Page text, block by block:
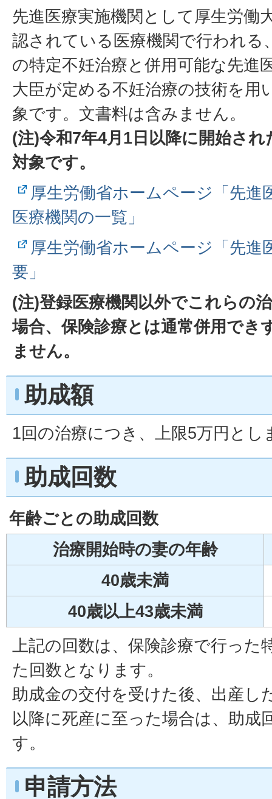
先進医療実施機関として厚生労働
認されている医療機関で行われる
の特定不妊治療と併用可能な先進
大臣が定める不妊治療の技術を用
象です。文書料は含みません。
(注)令和7年4月1日以降に開始さ
対象です。
厚生労働省ホームページ「先進
医療機関の一覧」
厚生労働省ホームページ「先進
要」
(注)登録医療機関以外でこれらの
場合、保険診療とは通常併用でき
ません。
助成額
1回の治療につき、上限5万円とし
助成回数
年齢ごとの助成回数
治療開始時の妻の年齢
40歳未満
40歳以上43歳未満
上記の回数は、保険診療で行った
た回数となります。
助成金の交付を受けた後、出産し
以降に死産に至った場合は、助成
す。
申請方法